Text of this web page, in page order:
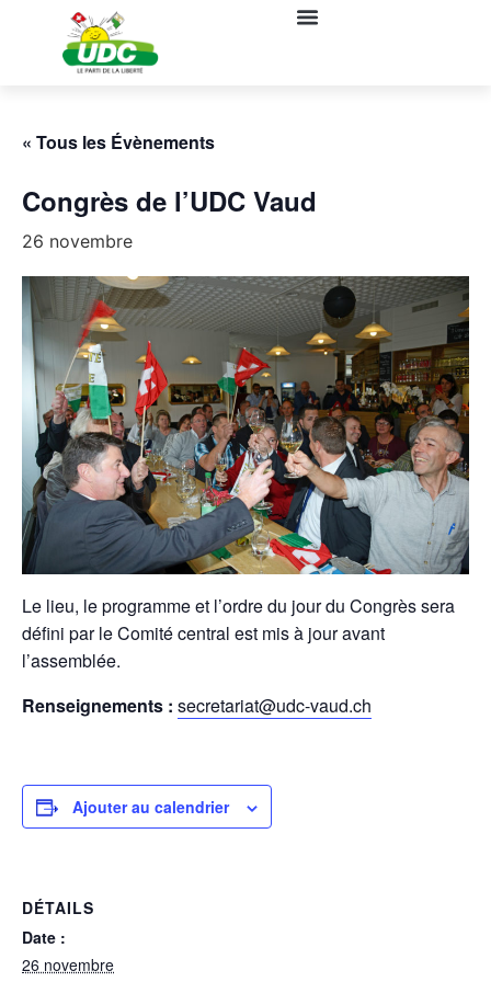
« Tous les Évènements
Congrès de l’UDC Vaud
26 novembre
Le lieu, le programme et l’ordre du jour du Congrès sera
défini par le Comité central est mis à jour avant
l’assemblée.
Renseignements : secretariat@udc-vaud.ch
Ajouter au calendrier
DÉTAILS
Date :
26 novembre